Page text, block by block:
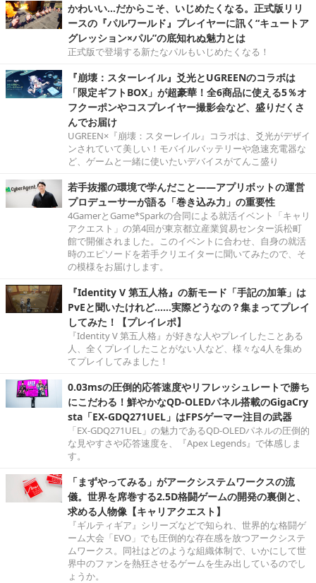
かわいい…だからこそ、いじめたくなる。正式版リリ
ースの『パルワールド』プレイヤーに訊く“キュートア
グレッション×パル”の底知れぬ魅力とは
正式版で登場する新たなパルもいじめたくなる！
『崩壊：スターレイル』爻光とUGREENのコラボは
「限定ギフトBOX」が超豪華！全6商品に使える5％オ
フクーポンやコスプレイヤー撮影会など、盛りだくさ
んでお届け
UGREEN×『崩壊：スターレイル』コラボは、爻光がデザイ
ンされていて美しい！モバイルバッテリーや急速充電器な
ど、ゲームと一緒に使いたいデバイスがてんこ盛り
若手抜擢の環境で学んだこと――アプリボットの運営
プロデューサーが語る「巻き込み力」の重要性
4GamerとGame*Sparkの合同による就活イベント「キャリ
アクエスト」の第4回が東京都立産業貿易センター浜松町
館で開催されました。このイベントに合わせ、自身の就活
時のエピソードを若手クリエイターに聞いてみたので、そ
の模様をお届けします。
『Identity V 第五人格』の新モード「手記の加筆」は
PvEと聞いたけれど……実際どうなの？集まってプレイ
してみた！【プレイレポ】
『Identity V 第五人格』が好きな人やプレイしたことある
人、全くプレイしたことがない人など、様々な4人を集め
てプレイしてみました！
0.03msの圧倒的応答速度やリフレッシュレートで勝ち
にこだわる！鮮やかなQD-OLEDパネル搭載のGigaCry
sta「EX-GDQ271UEL」はFPSゲーマー注目の武器
「EX-GDQ271UEL」の魅力であるQD-OLEDパネルの圧倒的
な見やすさや応答速度を、『Apex Legends』で体感しま
す。
「まずやってみる」がアークシステムワークスの流
儀。世界を席巻する2.5D格闘ゲームの開発の裏側と、
求める人物像【キャリアクエスト】
『ギルティギア』シリーズなどで知られ、世界的な格闘ゲ
ーム大会「EVO」でも圧倒的な存在感を放つアークシステ
ムワークス。同社はどのような組織体制で、いかにして世
界中のファンを熱狂させるゲームを生み出しているのでし
ょうか。